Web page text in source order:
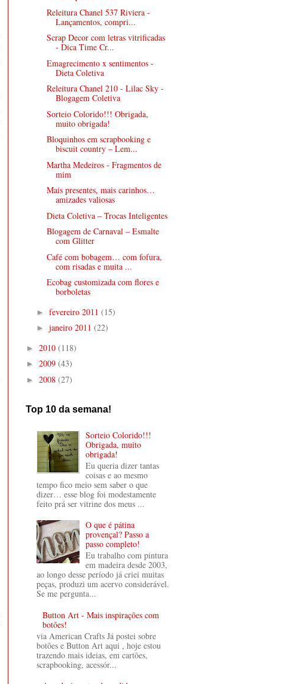
Releitura Chanel 537 Riviera -
Lançamentos, compri...
Scrap Decor com letras vitrificadas
- Dica Time Cr...
Emagrecimento x sentimentos -
Dieta Coletiva
Releitura Chanel 210 - Lilac Sky -
Blogagem Coletiva
Sorteio Colorido!!! Obrigada,
muito obrigada!
Bloquinhos em scrapbooking e
biscuit country – Lem...
Martha Medeiros - Fragmentos de
mim
Mais presentes, mais carinhos…
amizades valiosas
Dieta Coletiva – Trocas Inteligentes
Blogagem de Carnaval – Esmalte
com Glitter
Café com bobagem… com fofura,
com risadas e muita ...
Ecobag customizada com flores e
borboletas
► fevereiro 2011 (15)
► janeiro 2011 (22)
► 2010 (118)
► 2009 (43)
► 2008 (27)
Top 10 da semana!
Sorteio Colorido!!!
Obrigada, muito
obrigada!
Eu queria dizer tantas
coisas e ao mesmo
tempo fico meio sem saber o que
dizer… esse blog foi modestamente
feito prá ser vitrine dos meus ...
O que é pátina
provençal? Passo a
passo completo!
Eu trabalho com pintura
em madeira desde 2003,
ao longo desse período já criei muitas
peças, produzi um acervo considerável.
Se me pergunta...
Button Art - Mais inspirações com
botões!
via American Crafts Já postei sobre
botões e Button Art aqui , hoje estou
trazendo mais ideias, em cartões,
scrapbooking, acessór...